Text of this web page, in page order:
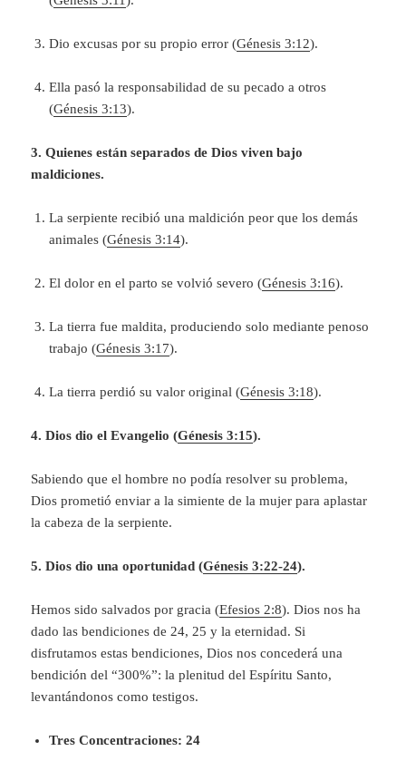
Dio excusas por su propio error (Génesis 3:12).
Ella pasó la responsabilidad de su pecado a otros
(Génesis 3:13).
3. Quienes están separados de Dios viven bajo
maldiciones.
La serpiente recibió una maldición peor que los demás
animales (Génesis 3:14).
El dolor en el parto se volvió severo (Génesis 3:16).
La tierra fue maldita, produciendo solo mediante penoso
trabajo (Génesis 3:17).
La tierra perdió su valor original (Génesis 3:18).
4. Dios dio el Evangelio (Génesis 3:15).
Sabiendo que el hombre no podía resolver su problema,
Dios prometió enviar a la simiente de la mujer para aplastar
la cabeza de la serpiente.
5. Dios dio una oportunidad (Génesis 3:22-24).
Hemos sido salvados por gracia (Efesios 2:8). Dios nos ha
dado las bendiciones de 24, 25 y la eternidad. Si
disfrutamos estas bendiciones, Dios nos concederá una
bendición del “300%”: la plenitud del Espíritu Santo,
levantándonos como testigos.
Tres Concentraciones: 24